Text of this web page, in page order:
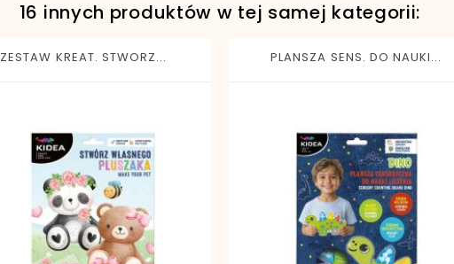
16 innych produktów w tej samej kategorii:
ZESTAW KREAT. STWORZ... PLANSZA SENS. DO NAUKI...